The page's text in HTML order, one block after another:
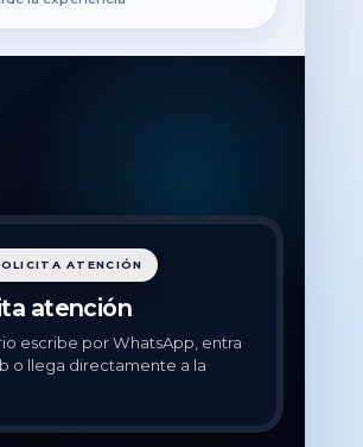
ATENCIÓN
atención
escribe por WhatsApp, entra
o llega directamente a la